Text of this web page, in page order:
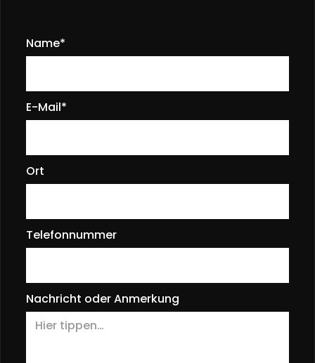
Name*
E-Mail*
Ort
Telefonnummer
Nachricht oder Anmerkung